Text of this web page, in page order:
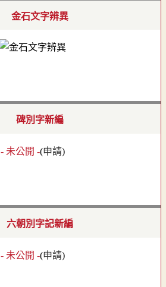
金石文字辨異
碑別字新編
- 未公開 -(申請)
六朝別字記新編
- 未公開 -(申請)